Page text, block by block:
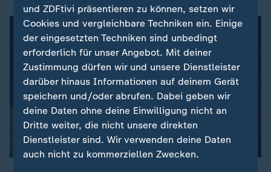
und ZDFtivi präsentieren zu können, setzen wir
Cookies und vergleichbare Techniken ein. Einige
der eingesetzten Techniken sind unbedingt
erforderlich für unser Angebot. Mit deiner
Zustimmung dürfen wir und unsere Dienstleister
darüber hinaus Informationen auf deinem Gerät
speichern und/oder abrufen. Dabei geben wir
deine Daten ohne deine Einwilligung nicht an
Dritte weiter, die nicht unsere direkten
Dienstleister sind. Wir verwenden deine Daten
auch nicht zu kommerziellen Zwecken.